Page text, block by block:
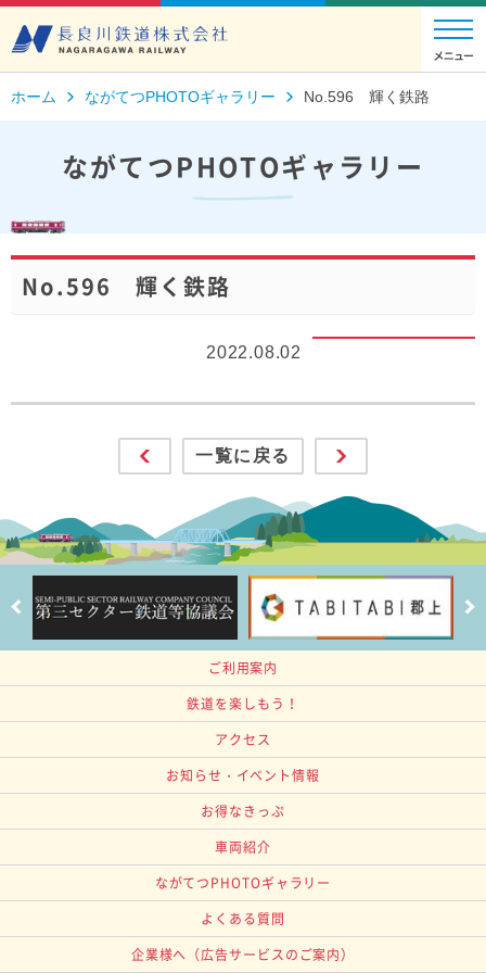
ホーム ながてつPHOTOギャラリー No.596 輝く鉄路
ながてつPHOTOギャラリー
No.596 輝く鉄路
2022.08.02
一覧に戻る
ご利用案内
鉄道を楽しもう！
アクセス
お知らせ・イベント情報
お得なきっぷ
車両紹介
ながてつPHOTOギャラリー
よくある質問
企業様へ （広告サービスのご案内）